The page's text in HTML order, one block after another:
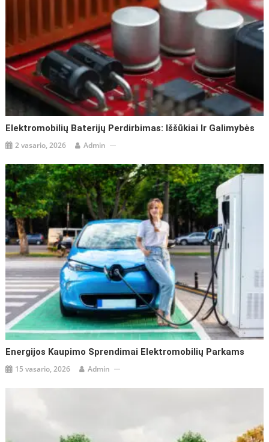
Elektromobilių Baterijų Perdirbimas: Iššūkiai Ir Galimybės
2 vasario, 2026 Admin
Energijos Kaupimo Sprendimai Elektromobilių Parkams
15 vasario, 2026 Admin